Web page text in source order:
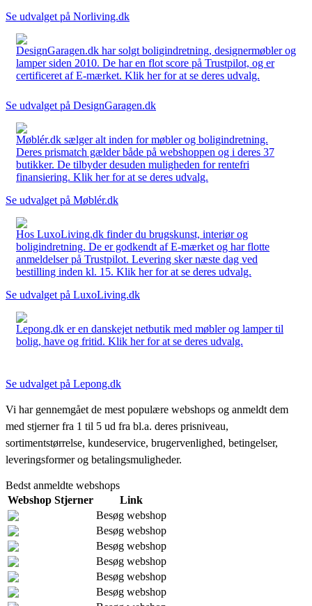
Se udvalget på Norliving.dk
DesignGaragen.dk har solgt boligindretning, designermøbler og
lamper siden 2010. De har en flot score på Trustpilot, og er
certificeret af E-mærket. Klik her for at se deres udvalg.
Se udvalget på DesignGaragen.dk
Møblér.dk sælger alt inden for møbler og boligindretning.
Deres prismatch gælder både på webshoppen og i deres 37
butikker. De tilbyder desuden muligheden for rentefri
finansiering. Klik her for at se deres udvalg.
Se udvalget på Møblér.dk
Hos LuxoLiving.dk finder du brugskunst, interiør og
boligindretning. De er godkendt af E-mærket og har flotte
anmeldelser på Trustpilot. Levering sker næste dag ved
bestilling inden kl. 15. Klik her for at se deres udvalg.
Se udvalget på LuxoLiving.dk
Lepong.dk er en danskejet netbutik med møbler og lamper til
bolig, have og fritid. Klik her for at se deres udvalg.
Se udvalget på Lepong.dk
Vi har gennemgået de mest populære webshops og anmeldt dem
med stjerner fra 1 til 5 ud fra bl.a. deres prisniveau,
sortimentstørrelse, kundeservice, brugervenlighed, betingelser,
leveringsformer og betalingsmuligheder.
Bedst anmeldte webshops
Webshop Stjerner
Link
Besøg webshop
Besøg webshop
Besøg webshop
Besøg webshop
Besøg webshop
Besøg webshop